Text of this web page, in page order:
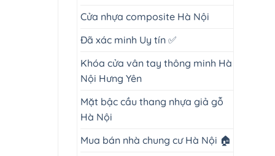
Cửa nhựa composite Hà Nội
Đã xác minh Uy tín ✅
Khóa cửa vân tay thông minh Hà
Nội Hưng Yên
Mặt bậc cầu thang nhựa giả gỗ
Hà Nội
Mua bán nhà chung cư Hà Nội 🏠